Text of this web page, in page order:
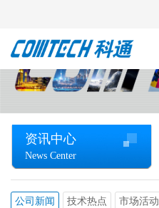
资讯中心
News Center
公司新闻 技术热点 市场活动